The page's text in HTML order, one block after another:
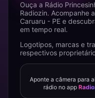
Ouça a Rádio
Radiozin. Acompanhe
Caruaru - PE e
em tempo real.
Logotipos, marcas e
respectivos
Aponte a câmera para
rádio no app